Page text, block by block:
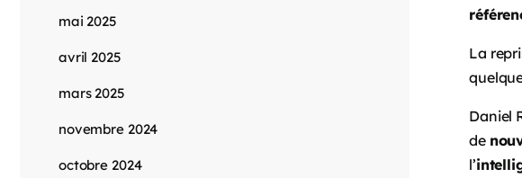
La
Daniel
de
l’
mai 2025
avril 2025
mars 2025
novembre 2024
octobre 2024